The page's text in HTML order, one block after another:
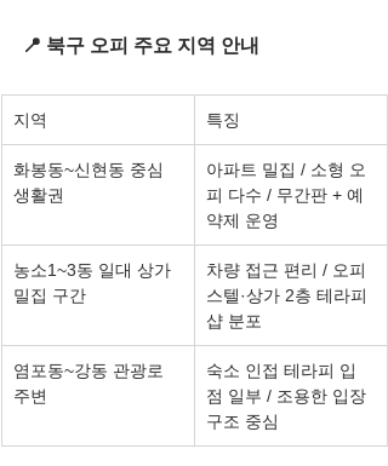
📍 북구 오피 주요 지역 안내
지역 특징
화봉동~신현동 중심
생활권
아파트 밀집 / 소형 오
피 다수 / 무간판 + 예
약제 운영
농소1~3동 일대 상가
밀집 구간
차량 접근 편리 / 오피
스텔·상가 2층 테라피
샵 분포
염포동~강동 관광로
주변
숙소 인접 테라피 입
점 일부 / 조용한 입장
구조 중심